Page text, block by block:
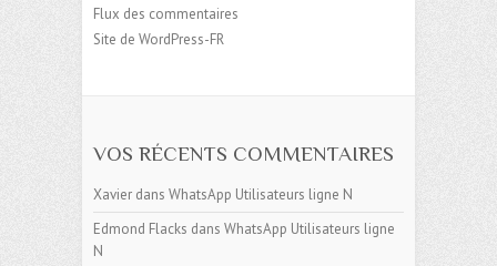
Flux des commentaires
Site de WordPress-FR
VOS RÉCENTS COMMENTAIRES
Xavier dans WhatsApp Utilisateurs ligne N
Edmond Flacks dans WhatsApp Utilisateurs ligne
N